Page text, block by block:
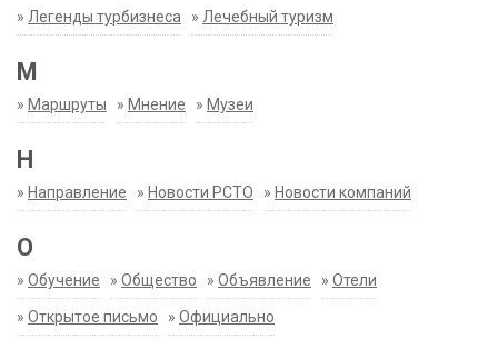
» Легенды турбизнеса » Лечебный туризм
М
» Маршруты » Мнение » Музеи
Н
» Направление » Новости РСТО » Новости компаний
О
» Обучение » Общество » Объявление » Отели
» Открытое письмо » Официально